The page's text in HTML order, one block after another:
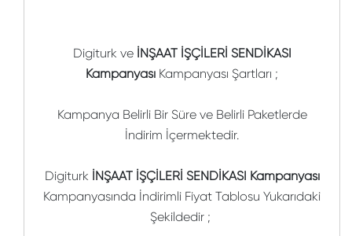
Digiturk ve İNŞAAT İŞÇİLERİ SENDİKASI
Kampanyası Kampanyası Şartları ;
Kampanya Belirli Bir Süre ve Belirli Paketlerde
İndirim İçermektedir.
Digiturk İNŞAAT İŞÇİLERİ SENDİKASI Kampanyası
Kampanyasında İndirimli Fiyat Tablosu Yukarıdaki
Şekildedir ;